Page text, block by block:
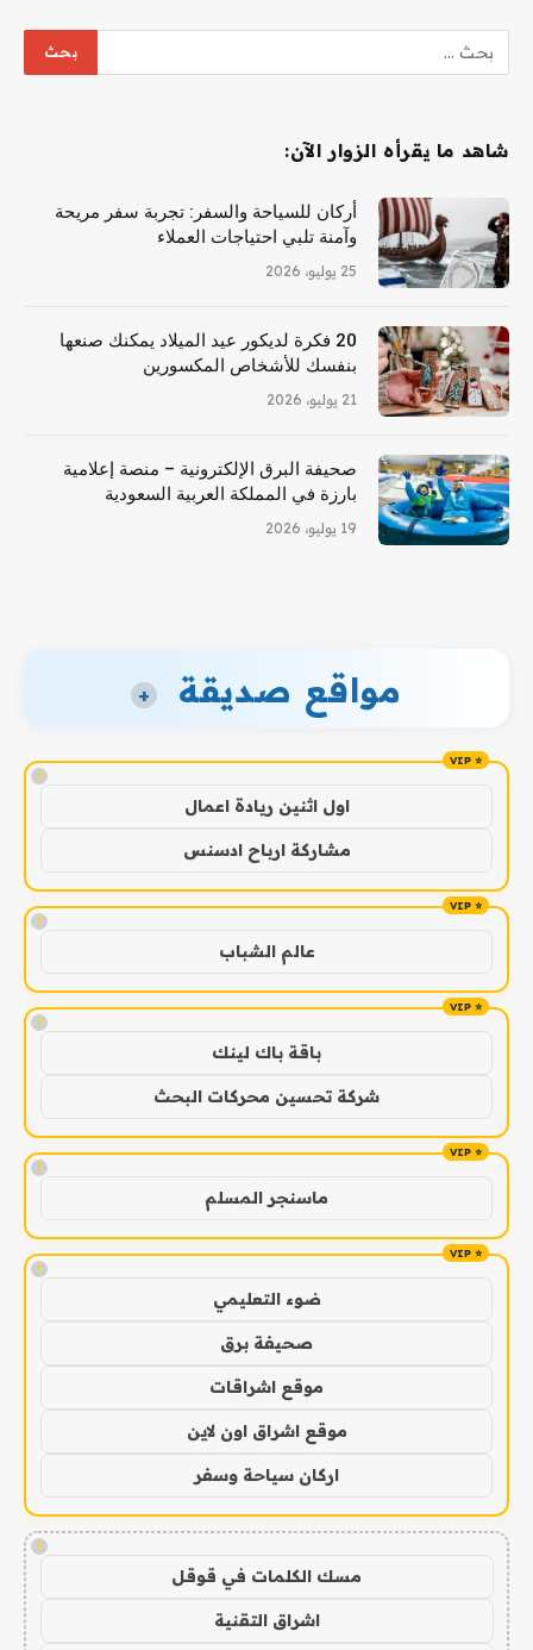
شاهد ما يقرأه الزوار الآن:
أركان للسياحة والسفر: تجربة سفر مريحة
وآمنة تلبي احتياجات العملاء
25 يوليو، 2026
20 فكرة لديكور عيد الميلاد يمكنك صنعها
بنفسك للأشخاص المكسورين
21 يوليو، 2026
صحيفة البرق الإلكترونية – منصة إعلامية
بارزة في المملكة العربية السعودية
19 يوليو، 2026
مواقع صديقة +
!
اول اثنين ريادة اعمال
مشاركة ارباح ادسنس
!
عالم الشباب
!
باقة باك لينك
شركة تحسين محركات البحث
!
ماسنجر المسلم
!
ضوء التعليمي
صحيفة برق
موقع اشراقات
موقع اشراق اون لاين
اركان سياحة وسفر
!
مسك الكلمات في قوقل
اشراق التقنية